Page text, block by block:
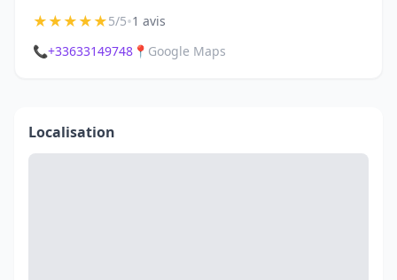
★★★★★5/5•1 avis
📞+33633149748 📍 Google Maps
Localisation